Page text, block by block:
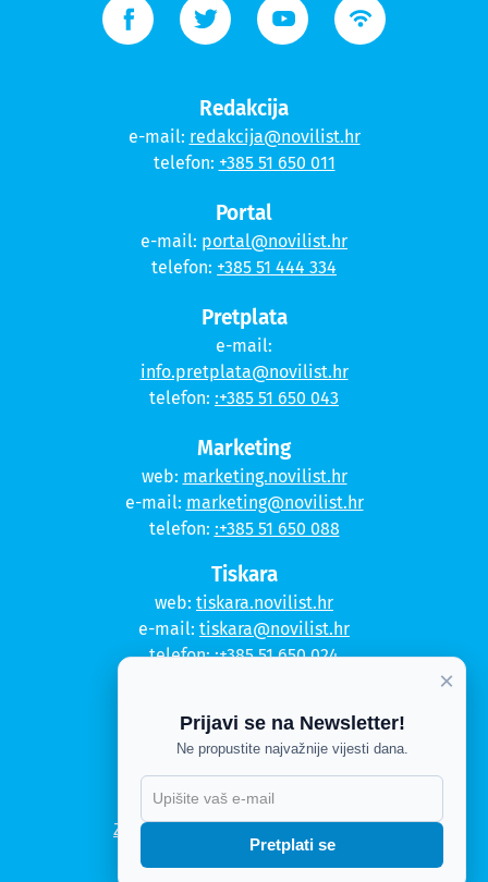
Redakcija
e-mail: redakcija@novilist.hr
telefon: +385 51 650 011
Portal
e-mail: portal@novilist.hr
telefon: +385 51 444 334
Pretplata
e-mail:
info.pretplata@novilist.hr
telefon: :+385 51 650 043
Marketing
web: marketing.novilist.hr
e-mail: marketing@novilist.hr
telefon: :+385 51 650 088
Tiskara
web: tiskara.novilist.hr
e-mail: tiskara@novilist.hr
telefon::+385 51 650 024
Kontakt
Politika privatnosti
Politika kolačića
Zahtjev za pristup informacijama
Impressum
×
Prijavi se na Newsletter!
Ne propustite najvažnije vijesti dana.
Pretplati se